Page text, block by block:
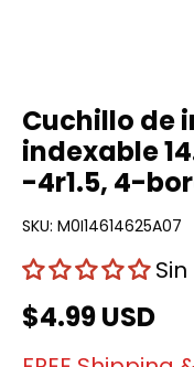
Cuchillo de
indexable
-4r1.5, 4-
SKU: M0I14614625A07
$4.99 USD